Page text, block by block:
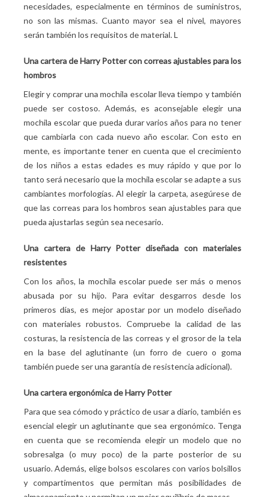
necesidades, especialmente en términos de suministros,
no son las mismas. Cuanto mayor sea el nivel, mayores
serán también los requisitos de material. L
Una cartera de Harry Potter con correas ajustables para los
hombros
Elegir y comprar una mochila escolar lleva tiempo y también
puede ser costoso. Además, es aconsejable elegir una
mochila escolar que pueda durar varios años para no tener
que cambiarla con cada nuevo año escolar. Con esto en
mente, es importante tener en cuenta que el crecimiento
de los niños a estas edades es muy rápido y que por lo
tanto será necesario que la mochila escolar se adapte a sus
cambiantes morfologías. Al elegir la carpeta, asegúrese de
que las correas para los hombros sean ajustables para que
pueda ajustarlas según sea necesario.
Una cartera de Harry Potter diseñada con materiales
resistentes
Con los años, la mochila escolar puede ser más o menos
abusada por su hijo. Para evitar desgarros desde los
primeros días, es mejor apostar por un modelo diseñado
con materiales robustos. Compruebe la calidad de las
costuras, la resistencia de las correas y el grosor de la tela
en la base del aglutinante (un forro de cuero o goma
también puede ser una garantía de resistencia adicional).
Una cartera ergonómica de Harry Potter
Para que sea cómodo y práctico de usar a diario, también es
esencial elegir un aglutinante que sea ergonómico. Tenga
en cuenta que se recomienda elegir un modelo que no
sobresalga (o muy poco) de la parte posterior de su
usuario. Además, elige bolsos escolares con varios bolsillos
y compartimentos que permitan más posibilidades de